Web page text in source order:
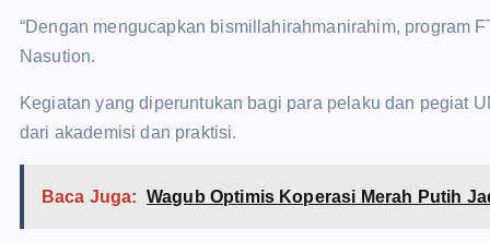
“Dengan mengucapkan bismillahirahmanirahim, program
Nasution.
Kegiatan yang diperuntukan bagi para pelaku dan pegiat
dari akademisi dan praktisi.
Baca Juga: Wagub Optimis Koperasi Merah Putih